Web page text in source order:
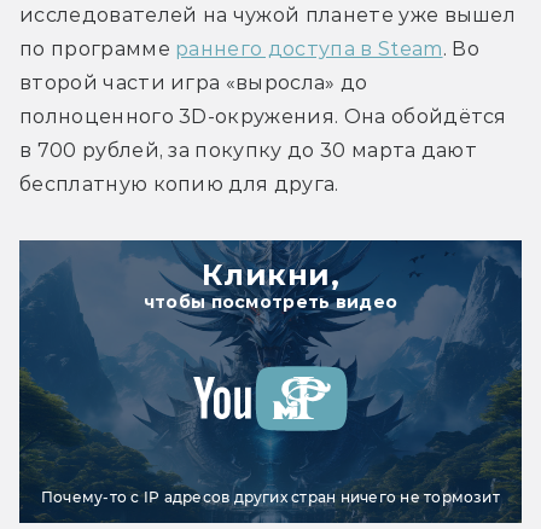
исследователей на чужой планете уже вышел
по программе раннего доступа в Steam. Во
второй части игра «выросла» до
полноценного 3D-окружения. Она обойдётся
в 700 рублей, за покупку до 30 марта дают
бесплатную копию для друга.
Кликни,
чтобы посмотреть видео
Почему-то с IP адресов других стран ничего не тормозит